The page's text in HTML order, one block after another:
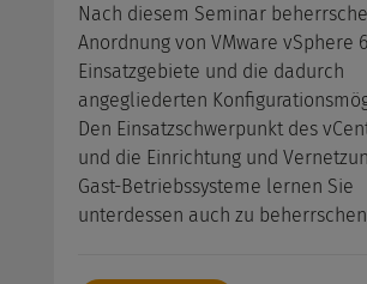
Nach diesem Seminar
Anordnung von VMware vSphere
Einsatzgebiete und die dadurch
angegliederten
Den Einsatzschwerpunkt des
und die Einrichtung und
Gast-Betriebssysteme lernen Sie
unterdessen auch zu